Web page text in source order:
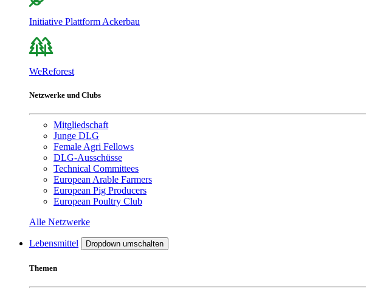
Initiative Plattform Ackerbau
WeReforest
Netzwerke und Clubs
Mitgliedschaft
Junge DLG
Female Agri Fellows
DLG-Ausschüsse
Technical Committees
European Arable Farmers
European Pig Producers
European Poultry Club
Alle Netzwerke
Lebensmittel Dropdown umschalten
Themen